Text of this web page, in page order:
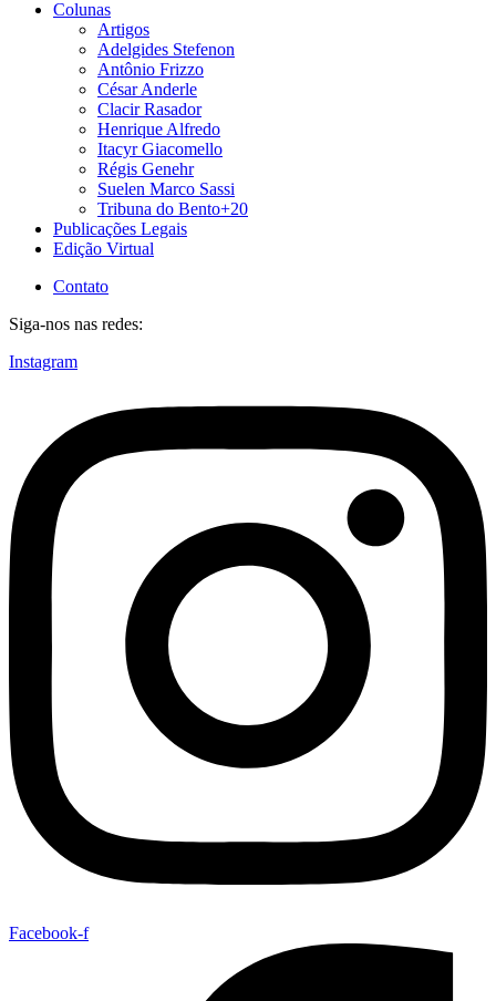
Colunas
Artigos
Adelgides Stefenon
Antônio Frizzo
César Anderle
Clacir Rasador
Henrique Alfredo
Itacyr Giacomello
Régis Genehr
Suelen Marco Sassi
Tribuna do Bento+20
Publicações Legais
Edição Virtual
Contato
Siga-nos nas redes:
Instagram
Facebook-f